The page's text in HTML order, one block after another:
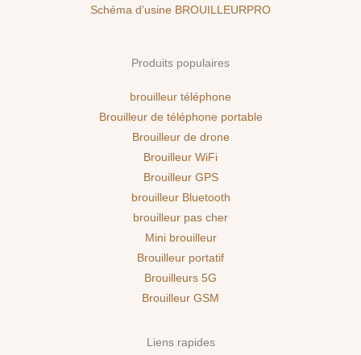
Schéma d’usine BROUILLEURPRO
Produits populaires
brouilleur téléphone
Brouilleur de téléphone portable
Brouilleur de drone
Brouilleur WiFi
Brouilleur GPS
brouilleur Bluetooth
brouilleur pas cher
Mini brouilleur
Brouilleur portatif
Brouilleurs 5G
Brouilleur GSM
Liens rapides